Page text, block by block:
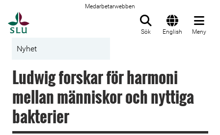
Medarbetarwebben
Sök English Meny
Nyhet
Ludwig forskar för harmoni
mellan människor och nyttiga
bakterier